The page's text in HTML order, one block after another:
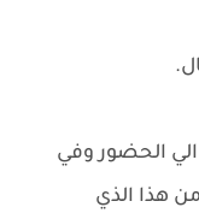
الحضور وفي
هذا الذي